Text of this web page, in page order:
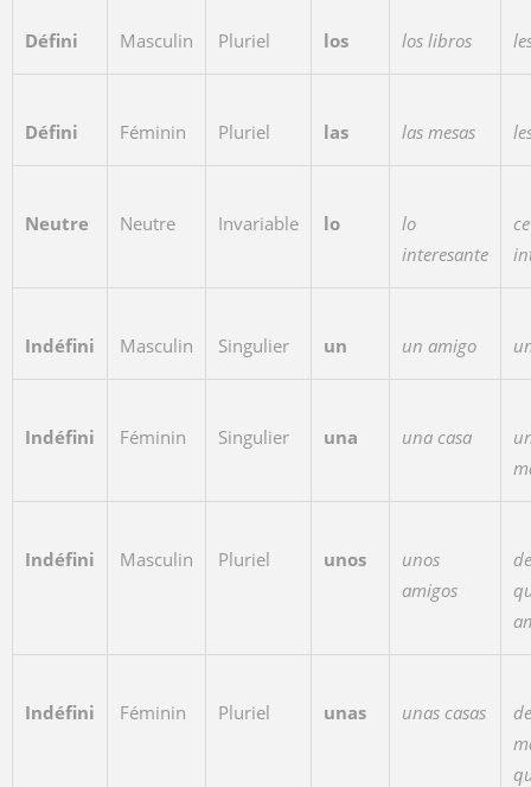
Défini Masculin Pluriel los los libros
Défini Féminin Pluriel las las mesas
Neutre Neutre Invariable lo
lo
interesante
Indéfini Masculin Singulier un un amigo
Indéfini Féminin Singulier una una casa
Indéfini Masculin Pluriel unos
unos
amigos
Indéfini Féminin Pluriel unas unas casas